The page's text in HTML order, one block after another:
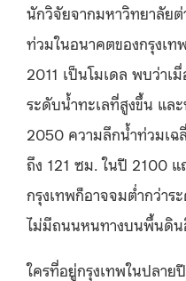
นักวิจัยจากมหาวิทยาลัย
ท่วมในอนาคตของกรุงเ
2011 เป็นโมเดล พบว่าเ
ระดับน้ำทะเลที่สูงขึ้น แล
2050 ความลึกน้ำท่วมเฉ
ถึง 121 ซม. ในปี 2100
กรุงเทพก็อาจจมต่ำกว่าร
ไม่มีถนนหนทางบนพื้นดิน
ใครที่อยู่กรุงเทพในปลาย